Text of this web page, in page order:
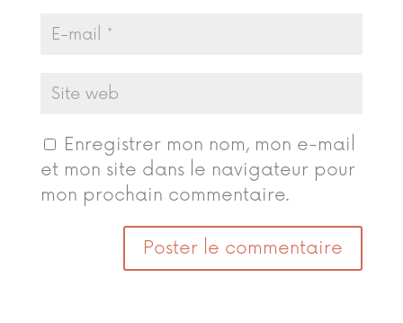
Enregistrer mon nom, mon e-mail
et mon site dans le navigateur pour
mon prochain commentaire.